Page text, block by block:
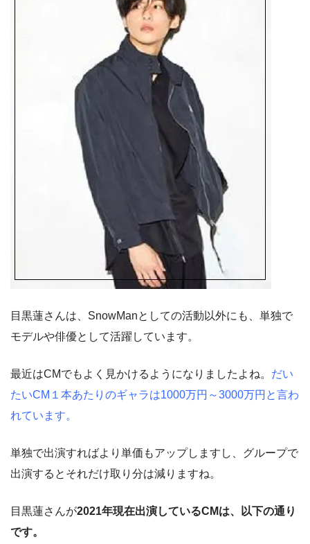
目黒蓮さんは、SnowManとしての活動以外にも、単独で
モデルや俳優として活躍しています。
最近はCMでもよく見かけるようになりましたよね。 だい
たいCM１本あたりのギャラは1000万円～3000万円と言わ
れています。
単独で出演すればより単価もアップしますし、グループで
出演するとそれだけ取り分は減りますね。
目黒蓮さんが2021年現在出演しているCMは、以下の通り
です。